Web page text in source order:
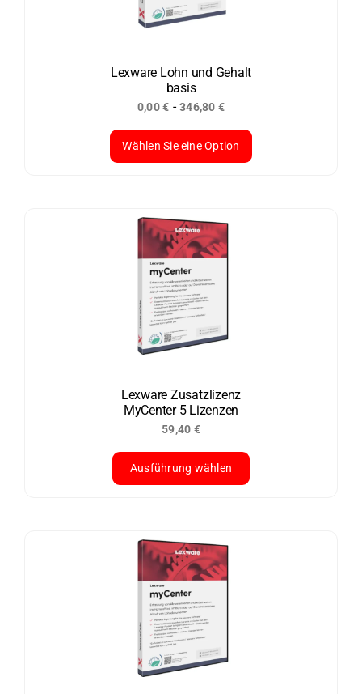
Optionen
können
der
Produktseite
gewählt
werden
Lexware Lohn und Gehalt
basis
0,00€ -346,80 €
Wählen Sie eine Option
weist
mehrere
Varianten
Optionen
können
der
Produktseite
werden
Lexware Zusatzlizenz
MyCenter 5 Lizenzen
59,40 €
Ausführung wählen
weist
mehrere
Varianten
Optionen
können